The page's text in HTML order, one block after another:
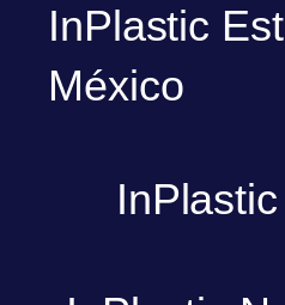
InPlastic
México